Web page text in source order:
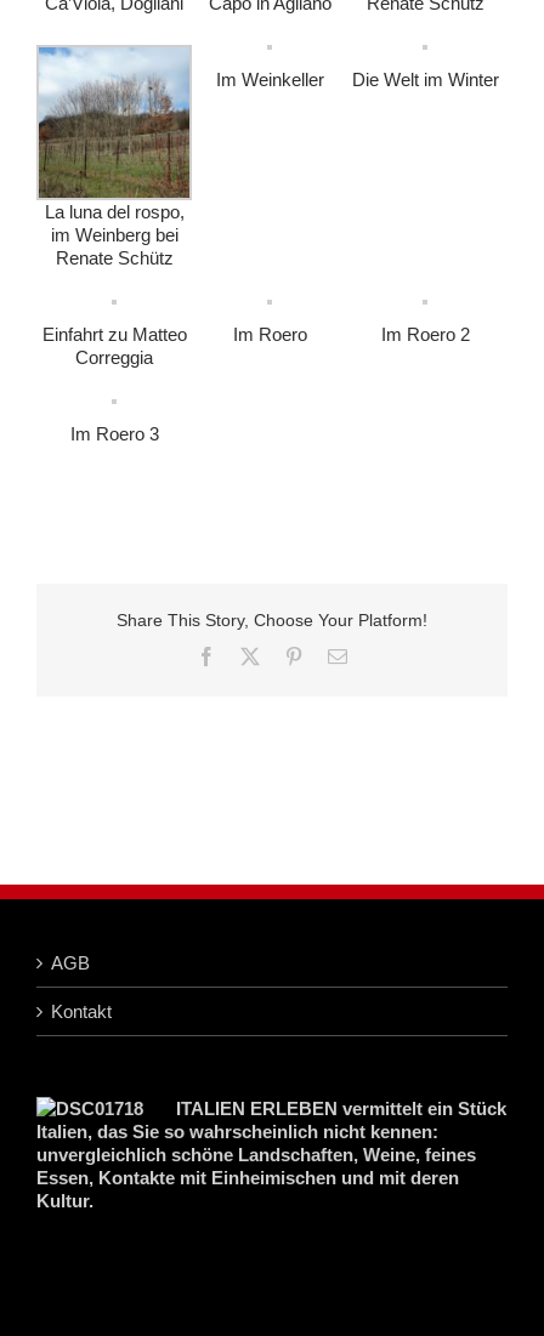
La luna del rospo,
im Weinberg bei
Renate Schütz
Im Weinkeller Die Welt im Winter
Einfahrt zu Matteo
Correggia
Im Roero Im Roero 2
Im Roero 3
Share This Story, Choose Your Platform!
Facebook
Pinterest
E-
AGB
Kontakt
ITALIEN ERLEBEN vermittelt ein Stück
Italien, das Sie so wahrscheinlich nicht kennen:
unvergleichlich schöne Landschaften, Weine, feines
Essen, Kontakte mit Einheimischen und mit deren
Kultur.